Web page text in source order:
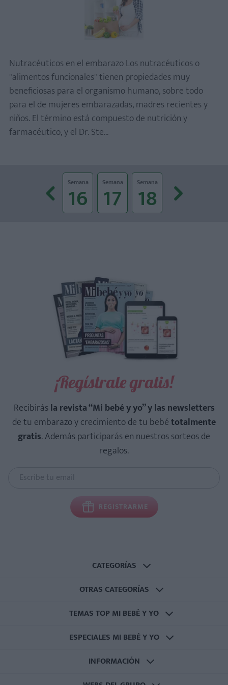
Nutracéuticos en el embarazo Los nutracéuticos o
"alimentos funcionales" tienen propiedades muy
beneficiosas para el organismo humano, sobre todo
para el de mujeres embarazadas, madres recientes y
niños. El término está compuesto de nutrición y
farmacéutico, y el Dr. Ste...
40 Semana
16 Semana
17 Semana
18 19
¡Regístrate gratis!
Recibirásla revista “Mi bebé y yo” y las newsletters
de tu embarazo y crecimiento de tu bebétotalmente
gratis. Además participarás en nuestros sorteos de
regalos.
REGISTRARME
CATEGORÍAS
OTRAS CATEGORÍAS
TEMAS TOP MI BEBÉ Y YO
ESPECIALES MI BEBÉ Y YO
INFORMACIÓN